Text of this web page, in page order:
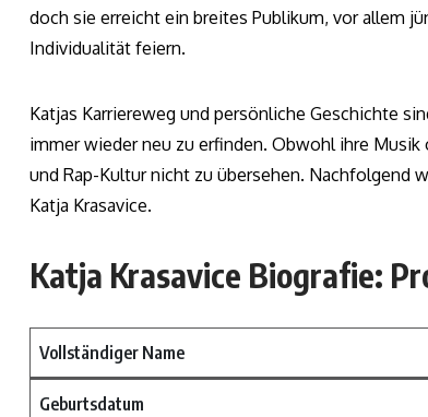
doch sie erreicht ein breites Publikum, vor allem
Individualität feiern.
Katjas Karriereweg und persönliche Geschichte
immer wieder neu zu erfinden. Obwohl ihre
und Rap-Kultur nicht zu übersehen. Nachfolgend
Katja Krasavice.
Katja Krasavice Biografie:
Vollständiger Name
Geburtsdatum